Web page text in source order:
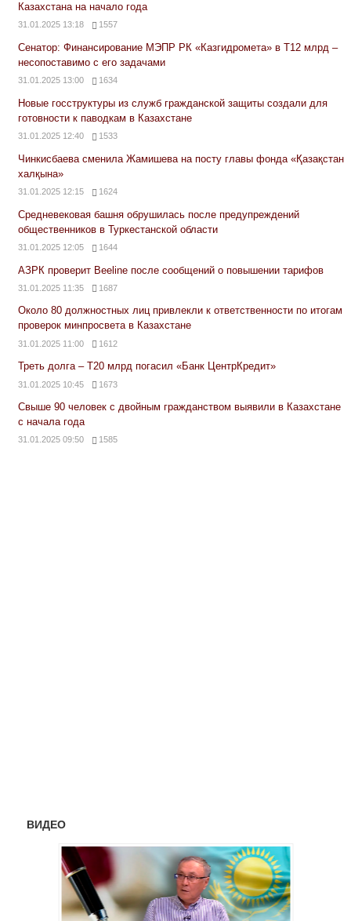
Казахстана на начало года
31.01.2025 13:18 1557
Сенатор: Финансирование МЭПР РК «Казгидромета» в Т12 млрд –
несопоставимо с его задачами
31.01.2025 13:00 1634
Новые госструктуры из служб гражданской защиты создали для
готовности к паводкам в Казахстане
31.01.2025 12:40 1533
Чинкисбаева сменила Жамишева на посту главы фонда «Қазақстан
халқына»
31.01.2025 12:15 1624
Средневековая башня обрушилась после предупреждений
общественников в Туркестанской области
31.01.2025 12:05 1644
АЗРК проверит Beeline после сообщений о повышении тарифов
31.01.2025 11:35 1687
Около 80 должностных лиц привлекли к ответственности по итогам
проверок минпросвета в Казахстане
31.01.2025 11:00 1612
Треть долга – Т20 млрд погасил «Банк ЦентрКредит»
31.01.2025 10:45 1673
Свыше 90 человек с двойным гражданством выявили в Казахстане
с начала года
31.01.2025 09:50 1585
ВИДЕО